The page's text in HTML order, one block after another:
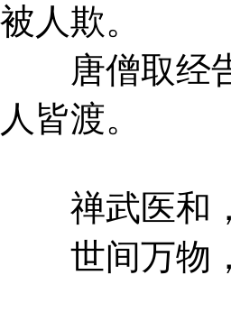
被人欺。
唐僧取经告
人皆渡。
禅武医和，
世间万物，